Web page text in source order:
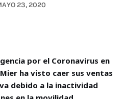
23, 2020
por el Coronavirus en
ha visto caer sus ventas
debido a la inactividad